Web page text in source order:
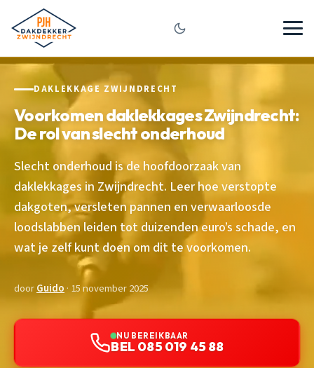
DAKLEKKAGE ZWIJNDRECHT
Voorkomen daklekkages Zwijndrecht:
De rol van slecht onderhoud
Slecht onderhoud is de hoofdoorzaak van
daklekkages in Zwijndrecht. Leer hoe verstopte
dakgoten, versleten pannen en verwaarloosde
loodslabben leiden tot duizenden euro’s schade, en
wat je zelf kunt doen om dit te voorkomen.
doorGuido · 15 november 2025
NU BEREIKBAAR
BEL 085 019 45 88